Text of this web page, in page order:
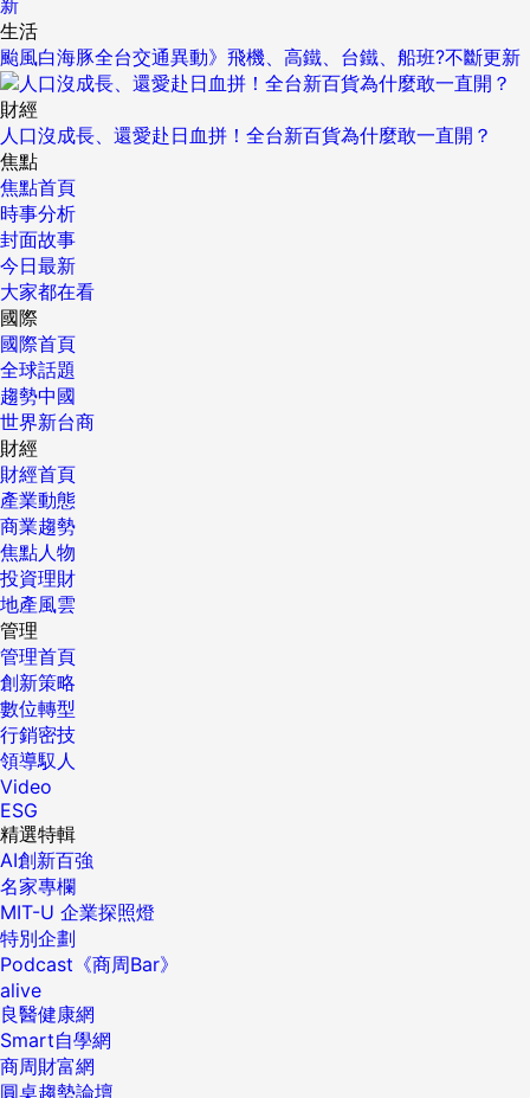
生活
颱風白海豚全台交通異動》飛機、高鐵、台鐵、船班?不斷更新
財經
人口沒成長、還愛赴日血拼！全台新百貨為什麼敢一直開？
焦點
焦點首頁
時事分析
封面故事
今日最新
大家都在看
國際
國際首頁
全球話題
趨勢中國
世界新台商
財經
財經首頁
產業動態
商業趨勢
焦點人物
投資理財
地產風雲
管理
管理首頁
創新策略
數位轉型
行銷密技
領導馭人
Video
ESG
精選特輯
AI創新百強
名家專欄
MIT-U 企業探照燈
特別企劃
Podcast《商周Bar》
alive
良醫健康網
Smart自學網
商周財富網
圓桌趨勢論壇